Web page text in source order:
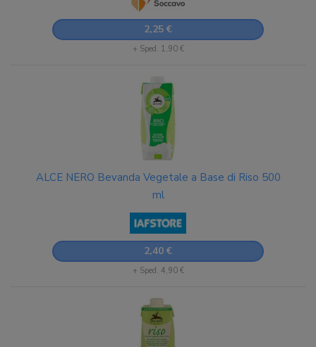
2,25 €
+ Sped. 1,90 €
ALCE NERO Bevanda Vegetale a Base di Riso 500
ml
2,40 €
+ Sped. 4,90 €